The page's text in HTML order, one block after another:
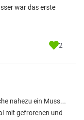
war das erste
2
nahezu ein Muss...
mit gefrorenen und